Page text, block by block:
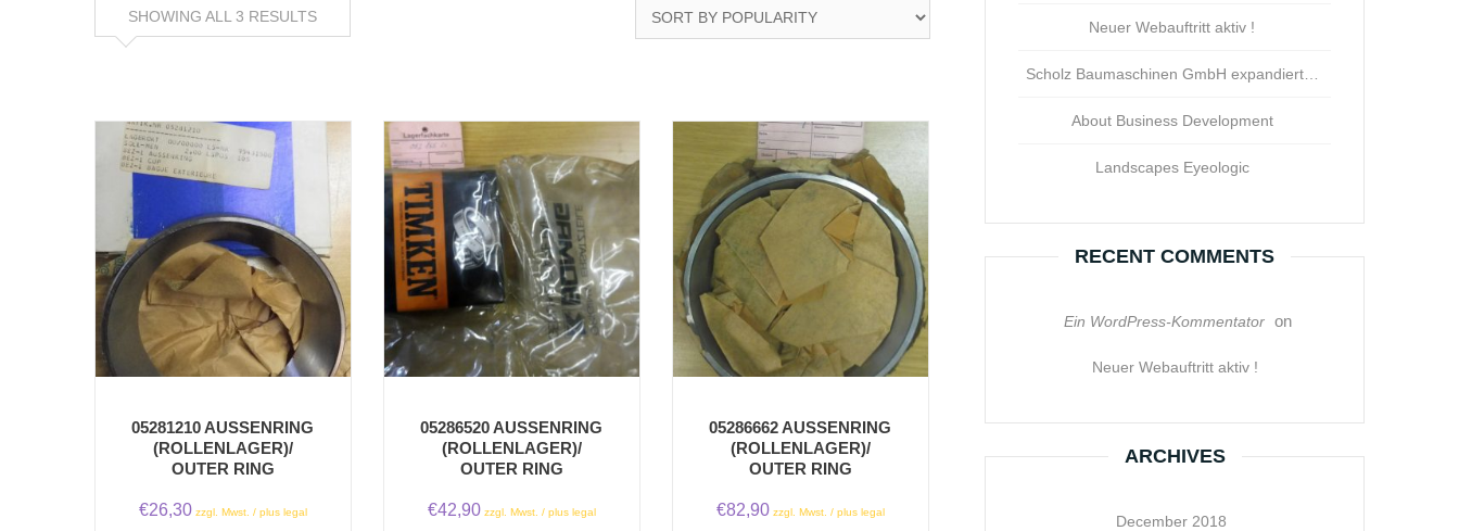
SHOWING ALL 3 RESULTS
05281210 AUSSENRING
(ROLLENLAGER)/
OUTER RING
€26,30 zzgl. Mwst. / plus legal
05286520 AUSSENRING
(ROLLENLAGER)/
OUTER RING
€42,90 zzgl. Mwst. / plus legal
05286662 AUSSENRING
(ROLLENLAGER)/
OUTER RING
€82,90 zzgl. Mwst. / plus legal
Neuer Webauftritt aktiv !
Scholz Baumaschinen GmbH expandiert…
About Business Development
Landscapes Eyeologic
RECENT COMMENTS
Ein WordPress-Kommentator on
Neuer Webauftritt aktiv !
ARCHIVES
December 2018